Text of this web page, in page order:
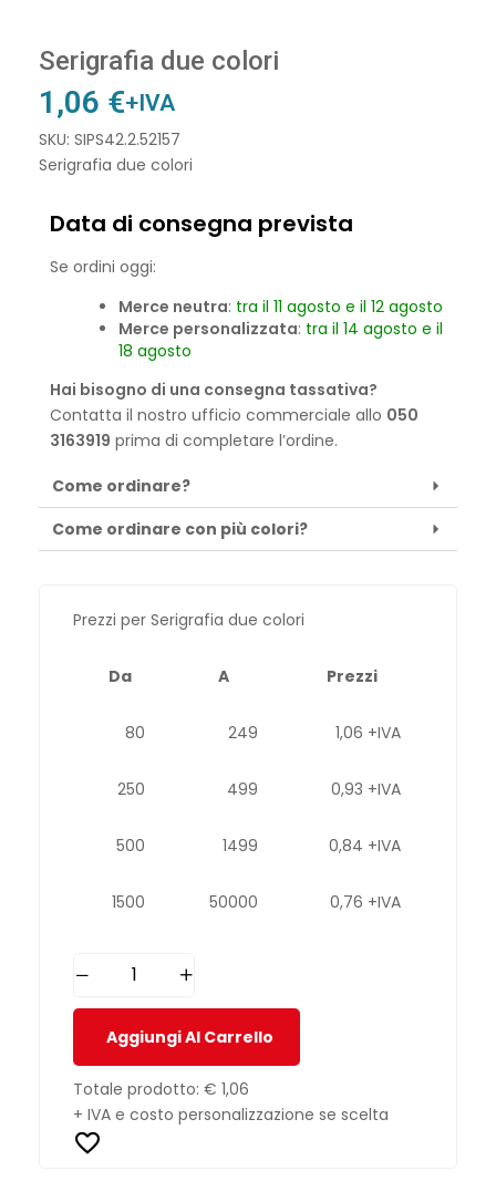
Serigrafia due colori
1,06 €+IVA
SKU: SIPS42.2.52157
Serigrafia due colori
Data di consegna prevista
Se ordini oggi:
Merce neutra: tra il 11 agosto e il 12 agosto
Merce personalizzata: tra il 14 agosto e il
18 agosto
Hai bisogno di una consegna tassativa?
Contatta il nostro ufficio commerciale allo 050
3163919 prima di completare l’ordine.
Come ordinare?
Come ordinare con più colori?
Prezzi per Serigrafia due colori
Da A Prezzi
80 249 1,06 +IVA
250 499 0,93 +IVA
500 1499 0,84 +IVA
1500 50000 0,76 +IVA
Aggiungi Al Carrello
Totale prodotto: € 1,06
+ IVA e costo personalizzazione se scelta